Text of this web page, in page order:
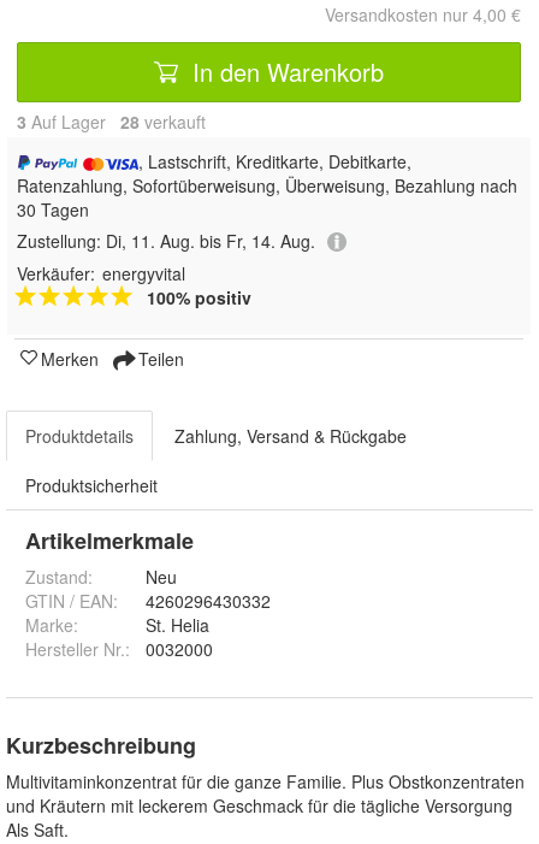
Versandkosten nur 4,00 €
In den Warenkorb
3 Auf Lager 28 verkauft
, Lastschrift, Kreditkarte, Debitkarte,
Ratenzahlung, Sofortüberweisung, Überweisung, Bezahlung nach
30 Tagen
Zustellung: Di, 11. Aug. bis Fr, 14. Aug.
Verkäufer: energyvital
100% positiv
Merken Teilen
Produktdetails Zahlung, Versand & Rückgabe
Produktsicherheit
Artikelmerkmale
Zustand:
Neu
GTIN / EAN:
4260296430332
Marke:
St. Helia
Hersteller Nr.:
0032000
Kurzbeschreibung
Multivitaminkonzentrat für die ganze Familie. Plus Obstkonzentraten
und Kräutern mit leckerem Geschmack für die tägliche Versorgung
Als Saft.